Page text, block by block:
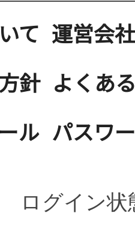
て 運営会社
針 よくあ
ル パスワ
ログイン